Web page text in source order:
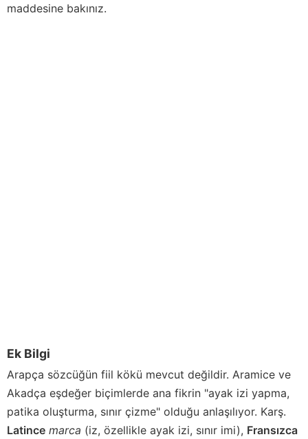
maddesine bakınız.
Ek Bilgi
Arapça sözcüğün fiil kökü mevcut değildir. Aramice ve
Akadça eşdeğer biçimlerde ana fikrin "ayak izi yapma,
patika oluşturma, sınır çizme" olduğu anlaşılıyor. Karş.
Latince marca (iz, özellikle ayak izi, sınır imi), Fransızca